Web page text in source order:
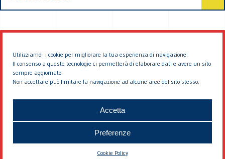
Utilizziamo i cookie per migliorare la tua esperienza di navigazione.
Il consenso a queste tecnologie ci permetterà di elaborare dati e avere un sito
sempre aggiornato.
Non accettare può limitare la navigazione ad alcune aree del sito stesso.
Accetta
Preferenze
Cookie Policy
© 2026 EDDYBURG